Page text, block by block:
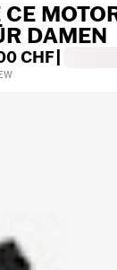
CE
DAMEN
CHF